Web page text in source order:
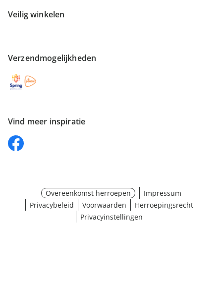
Veilig winkelen
Verzendmogelijkheden
Vind meer inspiratie
Overeenkomst herroepen
Impressum
Privacybeleid
Voorwaarden
Herroepingsrecht
Privacyinstellingen